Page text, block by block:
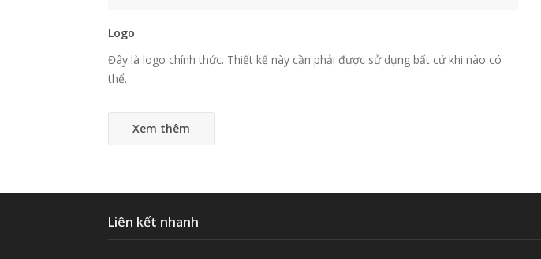
Logo
Đây là logo chính thức. Thiết kế này cần phải được sử dụng bất cứ khi nào có
thể.
Xem thêm
Liên kết nhanh